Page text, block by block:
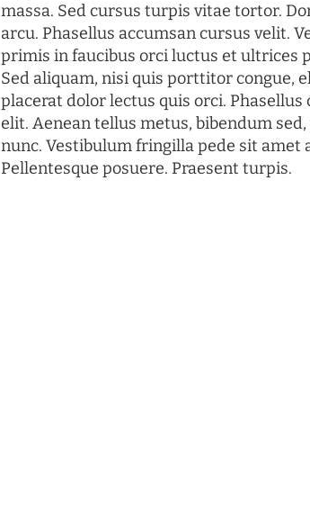
massa. Sed cursus turpis vitae tortor.
arcu. Phasellus accumsan cursus velit.
primis in faucibus orci luctus et ultrices
Sed aliquam, nisi quis porttitor congue,
placerat dolor lectus quis orci.
elit. Aenean tellus metus, bibendum
nunc. Vestibulum fringilla pede sit amet
Pellentesque posuere. Praesent turpis.